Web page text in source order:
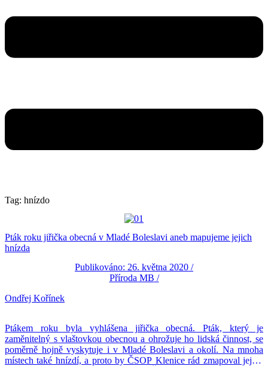
Tag: hnízdo
Pták roku jiřička obecná v Mladé Boleslavi aneb mapujeme jejich
hnízda
Publikováno: 26. května 2020 /
Příroda MB /
Ondřej Kořínek
Ptákem roku byla vyhlášena jiřička obecná. Pták, který je
zaměnitelný s vlaštovkou obecnou a ohrožuje ho lidská činnost, se
poměrně hojně vyskytuje i v Mladé Boleslavi a okolí. Na mnoha
místech také hnízdí, a proto by ČSOP Klenice rád zmapoval jejich